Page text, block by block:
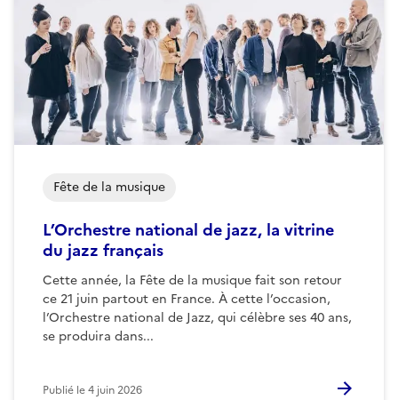
L’Orchestre national de jazz, la vitrine
du jazz français
Cette année, la Fête de la musique fait son retour
ce 21 juin partout en France. À cette l’occasion,
l’Orchestre national de Jazz, qui célèbre ses 40 ans,
se produira dans...
Fête de la musique
Publié le4 juin 2026